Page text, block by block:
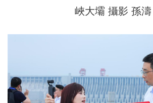
峽大壩 攝影 孫濤